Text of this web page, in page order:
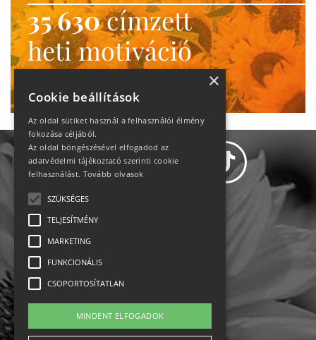
35 630címzett
heti motiváció
Ne maradj le!
Impresszum-kapcsolat
Jogi nyilatkozat
×
Cookie beállítások
Az oldal sütiket használ a felhasználói élmény
fokozása céljából.
Az oldal böngészésével elfogadod az
adatvédelmi tájékoztató szerinti cookie
felhasználást. Tovább olvasok
SZÜKSÉGES
TELJESÍTMÉNY
MARKETING
FUNKCIONÁLIS
CSOPORTOSÍTATLAN
MINDENT ELFOGADOK